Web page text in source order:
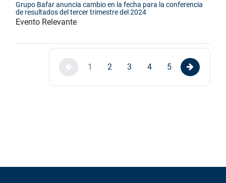
Grupo Bafar anuncia cambio en la fecha para la conferencia
de resultados del tercer trimestre del 2024
Evento Relevante
1 2 3 4 5